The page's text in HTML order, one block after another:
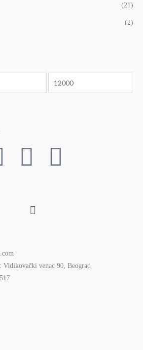
(21)
(2)
I
s
a
P
e
Menu
Vidikovački venac 90, Beograd